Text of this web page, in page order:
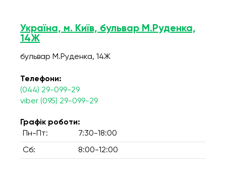
Україна, м. Київ, бульвар М.Руденка,
14Ж
бульвар М.Руденка, 14Ж
Телефони:
(044) 29-099-29
viber (095) 29-099-29
Графік роботи:
Пн-Пт:
7:30-18:00
Сб: 8:00-12:00